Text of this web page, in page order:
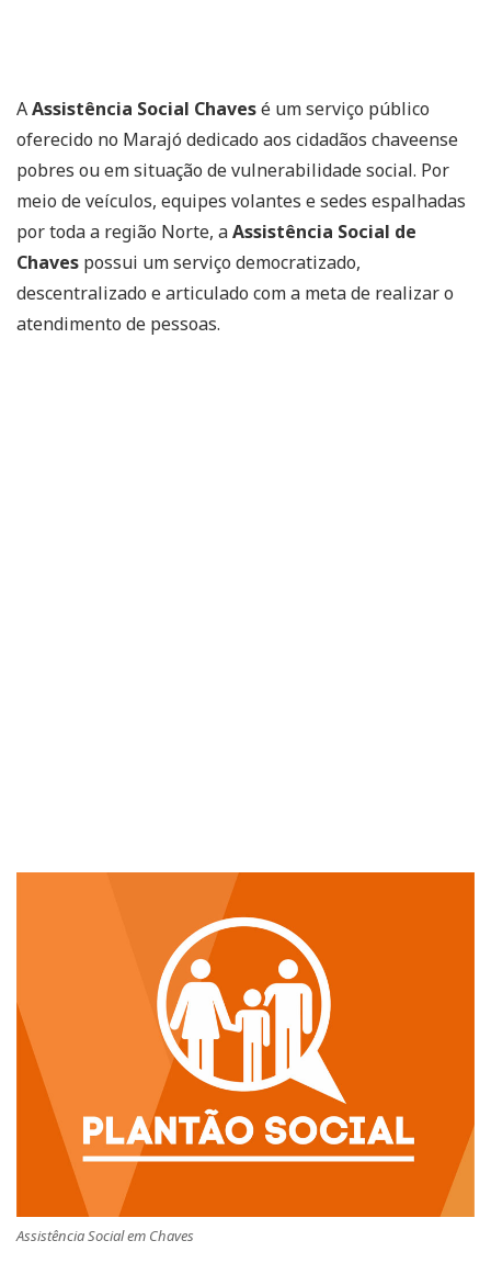
AAssistência Social Chavesé um serviço público
oferecido no Marajó dedicado aos cidadãos chaveense
pobres ou em situação de vulnerabilidade social. Por
meio de veículos, equipes volantes e sedes espalhadas
por toda a região Norte, aAssistência Social de
Chaves possui um serviço democratizado,
descentralizado e articulado com a meta de realizar o
atendimento de pessoas.
Assistência Social em Chaves